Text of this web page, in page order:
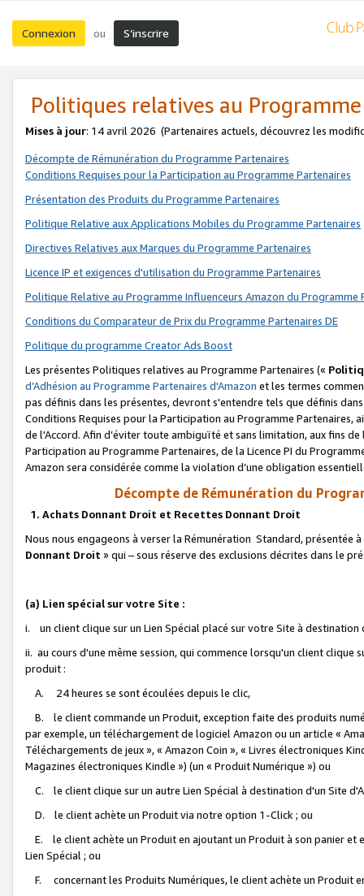
Connexion ou S’inscrire
Politiques relatives au
Mises à jour: 14 avril 2026 (Partenaires actuels, découvrez les
Décompte de Rémunération du Programme Partenaires
Conditions Requises pour la Participation au Programme Partenaires
Présentation des Produits du Programme Partenaires
Politique Relative aux Applications Mobiles du Programme Partenaires
Directives Relatives aux Marques du Programme Partenaires
Licence IP et exigences d'utilisation du Programme Partenaires
Politique Relative au Programme Influenceurs Amazon du Programme
Conditions du Comparateur de Prix du Programme Partenaires DE
Politique du programme Creator Ads Boost
Les présentes Politiques relatives au Programme Partenaires («
d’Adhésion au Programme Partenaires d'Amazon et les termes
pas définis dans les présentes, devront s'entendre tels que définis
Conditions Requises pour la Participation au Programme Partenaires,
de l'Accord. Afin d’éviter toute ambiguïté et sans limitation, aux fins
Participation au Programme Partenaires, de la Licence PI du
Amazon sera considérée comme la violation d’une obligation
Décompte de Rémunération du
1. Achats Donnant Droit et Recettes Donnant Droit
Nous nous engageons à verser la Rémunération Standard, présentée
Donnant Droit » qui – sous réserve des exclusions décrites dans le
(a) Lien spécial sur votre Site :
i. un client clique sur un Lien Spécial placé sur votre Site à destination
ii. au cours d'une même session, qui commence lorsqu'un client
produit :
A. 24 heures se sont écoulées depuis le clic,
B. le client commande un Produit, exception faite des produits
par exemple, un téléchargement de logiciel Amazon ou un article «
Téléchargements de jeux », « Amazon Coin », « Livres électroniques
Magazines électroniques Kindle ») (un « Produit Numérique ») ou
C. le client clique sur un autre Lien Spécial à destination d'un Site
D. le client achète un Produit via notre option 1-Click ; ou
E. le client achète un Produit en ajoutant un Produit à son panier et
Lien Spécial ; ou
F. concernant les Produits Numériques, le client achète un Produit